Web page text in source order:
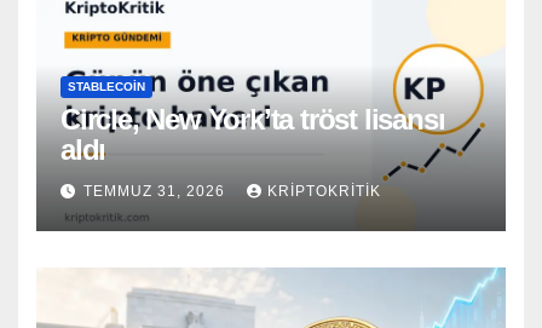
STABLECOIN
Circle, New York’ta tröst lisansı
aldı
TEMMUZ 31, 2026 KRIPTOKRITIK